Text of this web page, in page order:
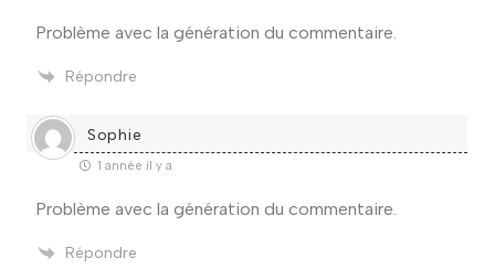
Problème avec la génération du commentaire.
Répondre
Sophie
1 année il y a
Problème avec la génération du commentaire.
Répondre